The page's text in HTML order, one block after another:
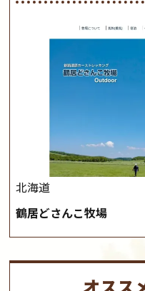
北海道
鶴居どさんこ牧場